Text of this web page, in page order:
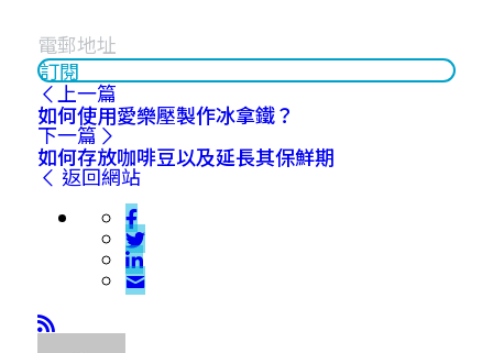
訂閱
上一篇
如何使用愛樂壓製作冰拿鐵？
下一篇
如何存放咖啡豆以及延長其保鮮期
返回網站